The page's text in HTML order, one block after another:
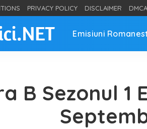
PRIVACY POLICY DISCLAIMER DMCA
Emisiuni
B Sezonul 1